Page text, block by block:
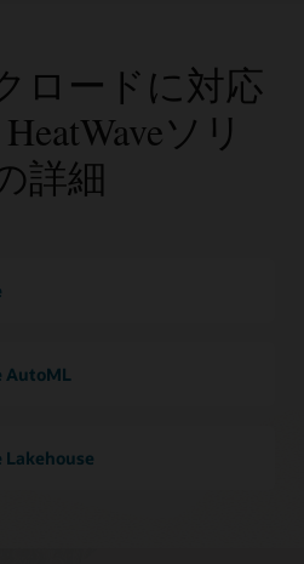
ロードに対応
ソリ
詳細
AutoML
Lakehouse